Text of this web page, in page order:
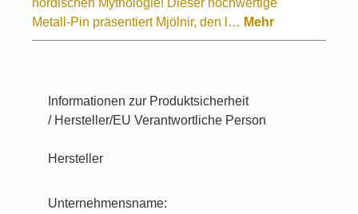
Metall-Pin präsentiert Mjölnir, den l… Mehr
Informationen zur Produktsicherheit
/ Hersteller/EU Verantwortliche Person
Hersteller
Unternehmensname: